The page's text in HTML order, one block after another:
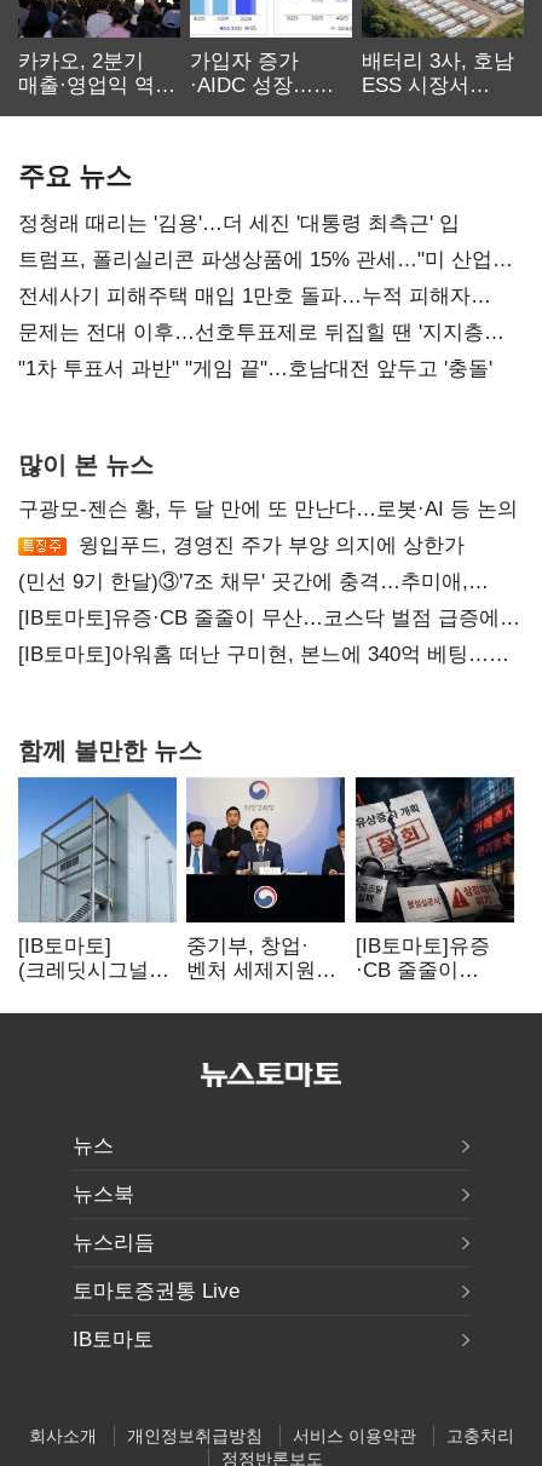
카카오, 2분기
매출·영업익 역대
가입자 증가
·AIDC 성장…
배터리 3사, 호남
ESS 시장서
주요 뉴스
정청래 때리는 '김용'…더 세진 '대통령 최측근' 입
트럼프, 폴리실리콘 파생상품에 15% 관세…"미 산업
재건"
전세사기 피해주택 매입 1만호 돌파…누적 피해자
4만278명
문제는 전대 이후…선호투표제로 뒤집힐 땐 '지지층
불복'
"1차 투표서 과반" "게임 끝"…호남대전 앞두고 '충돌'
많이 본 뉴스
구광모-젠슨 황, 두 달 만에 또 만난다…로봇·AI 등 논의
윙입푸드, 경영진 주가 부양 의지에 상한가
(민선 9기 한달)③'7조 채무' 곳간에 충격…추미애,
20년만에 '비상재정' 선언 승부수
[IB토마토]유증·CB 줄줄이 무산…코스닥 벌점 급증에
상폐 압박
[IB토마토]아워홈 떠난 구미현, 본느에 340억 베팅…
함께 볼만한 뉴스
[IB토마토]
(크레딧시그널)
수혜에도
중기부, 창업·
벤처 세제지원
사업승계
[IB토마토]유증
·CB 줄줄이
벌점 급증에 상폐
뉴스
뉴스북
뉴스리듬
토마토증권통 Live
IB토마토
회사소개 개인정보취급방침 서비스 이용약관
고충처리
정정반론보도